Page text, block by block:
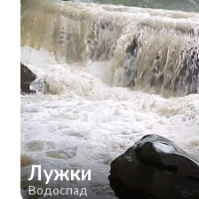
Лужки
Водоспад